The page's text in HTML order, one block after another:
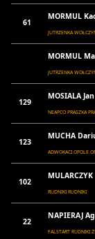
61
MORMUL
JUTRZENKA
MORMUL
JUTRZENKA
129
MOSIALA Jan
NEAPCO PRASZKA
123
MUCHA
ADWOKACI OPOLE
102
RUDNIKI RUDNIKI
22
NAPIERAJ
FALSTART RUDNIKI